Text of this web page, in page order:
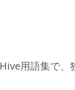
Hive用語集で、